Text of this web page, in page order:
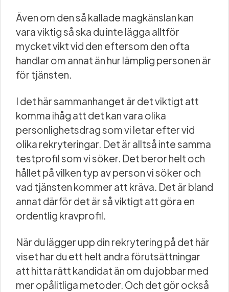
Även om den så kallade magkänslan kan
vara viktig så ska du inte lägga alltför
mycket vikt vid den eftersom den ofta
handlar om annat än hur lämplig personen är
för tjänsten.
I det här sammanhanget är det viktigt att
komma ihåg att det kan vara olika
personlighetsdrag som vi letar efter vid
olika rekryteringar. Det är alltså inte samma
testprofil som vi söker. Det beror helt och
hållet på vilken typ av person vi söker och
vad tjänsten kommer att kräva. Det är bland
annat därför det är så viktigt att göra en
ordentlig kravprofil.
När du lägger upp din rekrytering på det här
viset har du ett helt andra förutsättningar
att hitta rätt kandidat än om du jobbar med
mer opålitliga metoder. Och det gör också